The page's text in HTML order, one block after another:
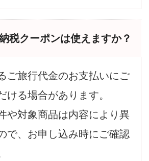
税クーポンは使えますか？
ご旅行代金のお支払いにご
ける場合があります。
や対象商品は内容により異
で、お申し込み時にご確認